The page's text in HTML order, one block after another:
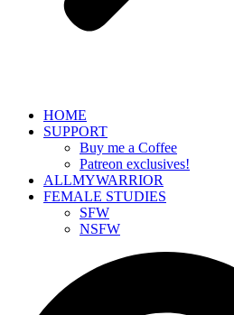
HOME
SUPPORT
Buy me a Coffee
Patreon exclusives!
ALLMYWARRIOR
FEMALE STUDIES
SFW
NSFW